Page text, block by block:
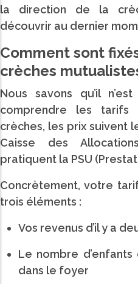
la direction de la
découvrir au dernier
Comment sont
crèches
Nous savons qu’il
comprendre les tarifs
crèches, les prix suivent
Caisse des
pratiquent la PSU
Concrètement, votre
trois éléments :
Vos revenus d’il y a
Le nombre
dans le foyer